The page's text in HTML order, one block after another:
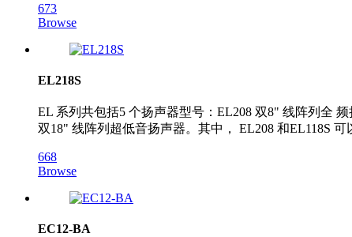
673
Browse
EL218S
EL 系列共包括5 个扬声器型号：EL208 双8" 线阵列全
双18" 线阵列超低音扬声器。其中， EL208 和EL118S
668
Browse
EC12-BA